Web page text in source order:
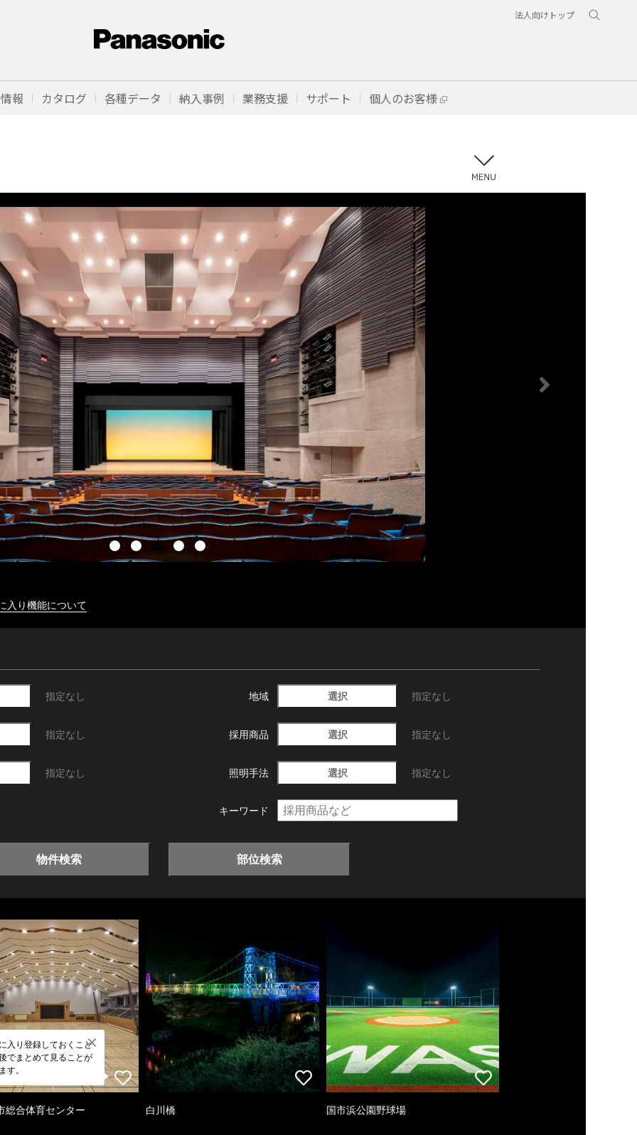
法人向けトップ
報 カタログ 各種データ 納入事例 業務支援 サポート 個人のお客様
入り機能について
指定なし 地域 選択 指定なし
指定なし 採用商品 選択 指定なし
指定なし 照明手法 選択 指定なし
キーワード
物件検索 部位検索
入り登録しておくこと
でまとめて見ることが
す。
総合体育センター 白川橋 国市浜公園野球場